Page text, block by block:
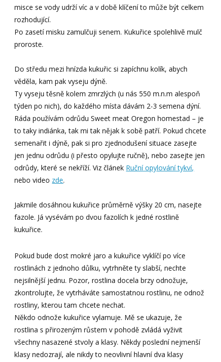
misce se vody udrží víc a v době klíčení to může být celkem
rozhodující.
Po zasetí misku zamulčuji senem. Kukuřice spolehlivě mulč
proroste.
Do středu mezi hnízda kukuřic si zapíchnu kolík, abych
věděla, kam pak vyseju dýně.
Ty vyseju těsně kolem zmrzlých (u nás 550 m.n.m alespoň
týden po nich), do každého místa dávám 2-3 semena dýní.
Ráda používám odrůdu Sweet meat Oregon homestad – je
to taky indiánka, tak mi tak nějak k sobě patří. Pokud chcete
semenařit i dýně, pak si pro zjednodušení situace zasejte
jen jednu odrůdu (i přesto opylujte ručně), nebo zasejte jen
odrůdy, které se nekříží. Viz článek Ruční opylování tykví,
nebo video zde.
Jakmile dosáhnou kukuřice průměrně výšky 20 cm, nasejte
fazole. Já vysévám po dvou fazolích k jedné rostlině
kukuřice.
Pokud bude dost mokré jaro a kukuřice vyklíčí po více
rostlinách z jednoho důlku, vytrhněte ty slabší, nechte
nejsilnější jednu. Pozor, rostlina docela brzy odnožuje,
zkontrolujte, že vytrháváte samostatnou rostlinu, ne odnož
rostliny, kterou tam chcete nechat.
Někdo odnože kukuřice vylamuje. Mě se ukazuje, že
rostlina s přirozeným růstem v pohodě zvládá vyživit
všechny nasazené stvoly a klasy. Někdy poslední nejmenší
klasy nedozrají, ale nikdy to neovlivní hlavní dva klasy